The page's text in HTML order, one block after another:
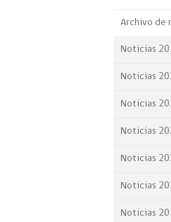
Archivo de
Noticias
Noticias
Noticias
Noticias
Noticias
Noticias
Noticias